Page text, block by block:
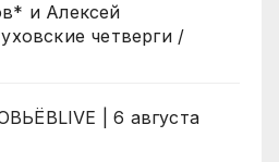
и Алексей
четверги /
| 6 августа